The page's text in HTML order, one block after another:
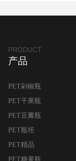
PRODUCT
产品
PET剁椒瓶
PET干果瓶
PET豆瓣瓶
PET瓶坯
PET精品
PET糖果瓶